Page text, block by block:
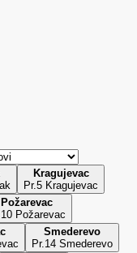
Kragujevac
Pr.5 Kragujevac
Požarevac
Požarevac
Smederevo
Pr.14 Smederevo